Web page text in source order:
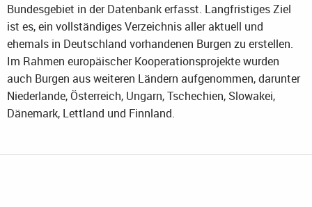
Bundesgebiet in der Datenbank erfasst. Langfristiges Ziel
ist es, ein vollständiges Verzeichnis aller aktuell und
ehemals in Deutschland vorhandenen Burgen zu erstellen.
Im Rahmen europäischer Kooperationsprojekte wurden
auch Burgen aus weiteren Ländern aufgenommen, darunter
Niederlande, Österreich, Ungarn, Tschechien, Slowakei,
Dänemark, Lettland und Finnland.